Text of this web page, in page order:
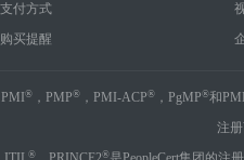
支付方式
购买提醒
PMI ®，PMP®，PMI-ACP®，PgMP®和
注
® ®